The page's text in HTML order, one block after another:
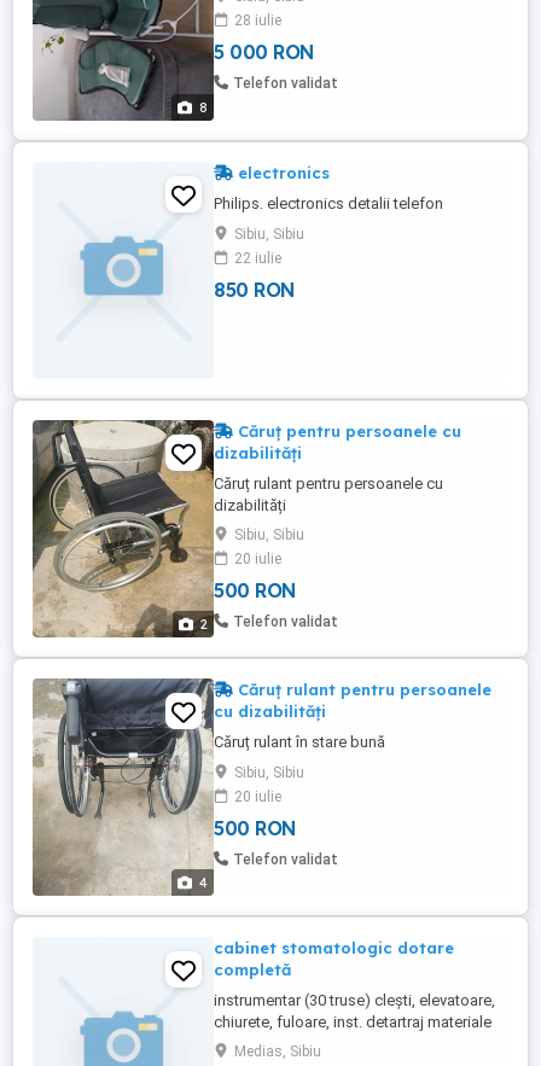
8
28 iulie
5 000 RON
Telefon validat
electronics
Philips. electronics detalii telefon
Sibiu, Sibiu
22 iulie
850 RON
2
Căruț pentru persoanele cu
dizabilități
Căruț rulant pentru persoanele cu
dizabilități
Sibiu, Sibiu
20 iulie
500 RON
Telefon validat
4
Căruț rulant pentru persoanele
cu dizabilități
Căruț rulant în stare bună
Sibiu, Sibiu
20 iulie
500 RON
Telefon validat
cabinet stomatologic dotare
completă
instrumentar (30 truse) clești, elevatoare,
chiurete, fuloare, inst. detartraj materiale
etc Mobilier cabinet i sala de asteptare
Medias, Sibiu